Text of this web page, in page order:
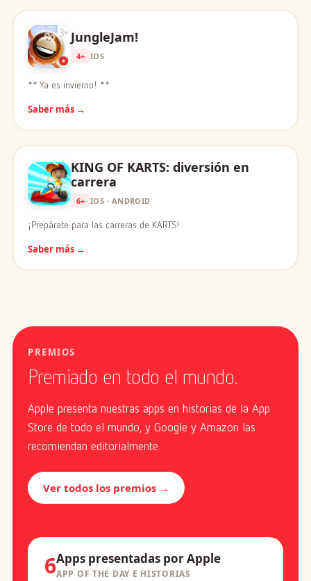
JungleJam!
4+ IOS
** Ya es invierno! **
Saber más →
KING OF KARTS: diversión en
carrera
6+ IOS · ANDROID
¡Prepárate para las carreras de KARTS!
Saber más →
PREMIOS
Premiado en todo el mundo.
Apple presenta nuestras apps en historias de la App
Store de todo el mundo, y Google y Amazon las
recomiendan editorialmente.
Ver todos los premios →
6Apps presentadas por Apple
APP OF THE DAY E HISTORIAS